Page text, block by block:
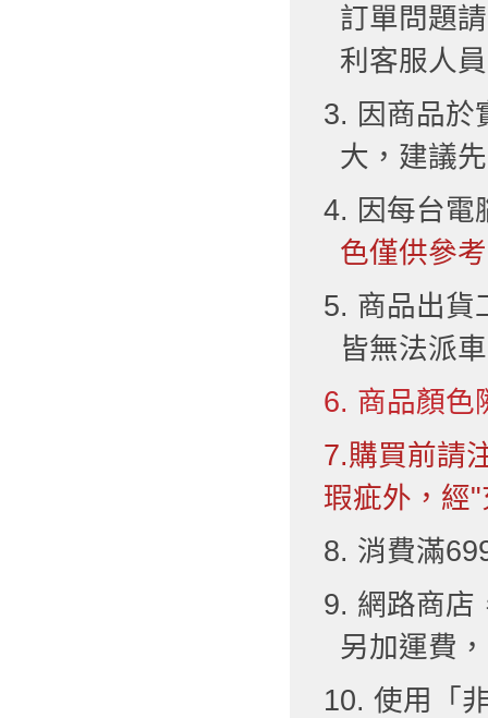
訂單問題
利客服人
3. 因商品於
大，建議
4. 因每台電
色僅供參
5. 商品出貨
皆無法派
6. 商品顏色
7.購買前請
瑕疵外，經
8. 消費滿
9. 網路商店
另加運費
10. 使用「